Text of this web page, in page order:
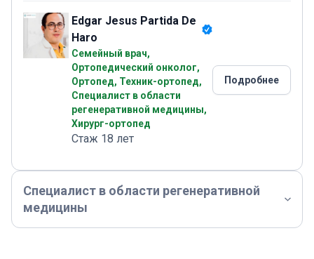
Edgar Jesus Partida De
Haro
Семейный врач,
Ортопедический онколог,
Ортопед, Техник-ортопед,
Специалист в области
регенеративной медицины,
Хирург-ортопед
Стаж 18 лет
Подробнее
Специалист в области регенеративной
медицины